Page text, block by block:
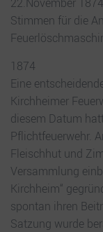
Stimmen für die
1874
Eine
Kirchheimer
diesem Datum
Pflichtfeuerwehr.
Fleischhut und
Versammlung
Kirchheim“
spontan ihren
Satzung wurde